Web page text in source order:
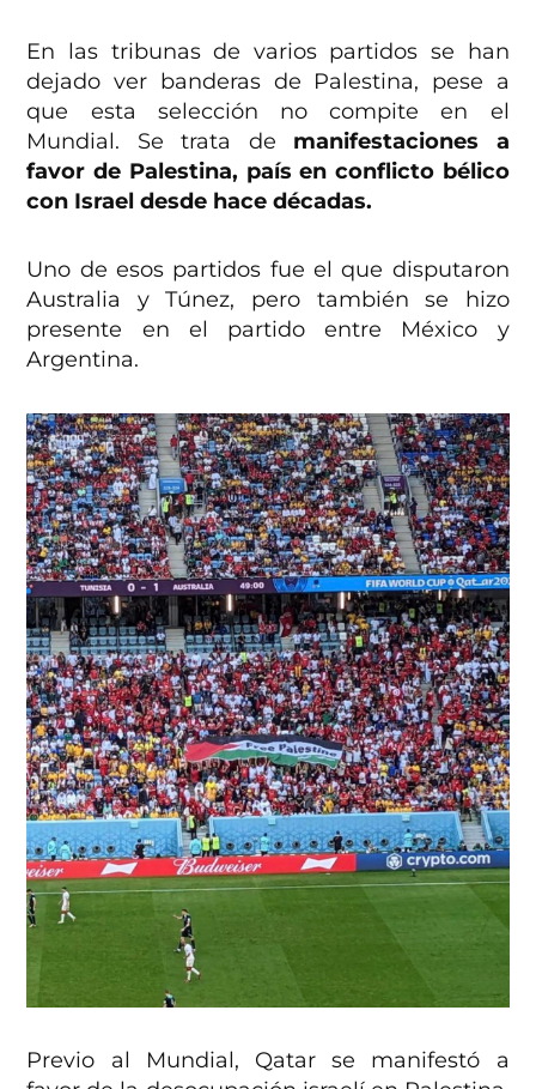
En las tribunas de varios partidos se han
dejado ver banderas de Palestina, pese a
que esta selección no compite en el
Mundial. Se trata de manifestaciones a
favor de Palestina, país en conflicto bélico
con Israel desde hace décadas.
Uno de esos partidos fue el que disputaron
Australia y Túnez, pero también se hizo
presente en el partido entre México y
Argentina.
Previo al Mundial, Qatar se manifestó a